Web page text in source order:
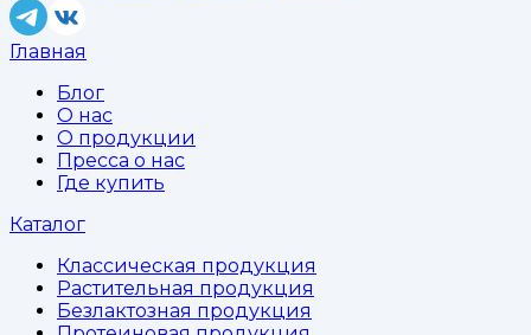
Главная
Блог
О нас
О продукции
Пресса о нас
Где купить
Каталог
Классическая продукция
Растительная продукция
Безлактозная продукция